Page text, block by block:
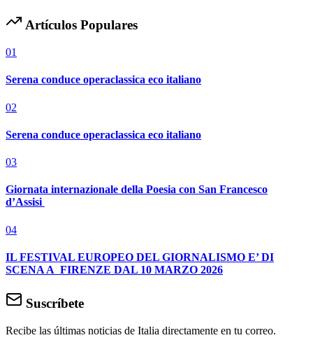
Artículos Populares
01
Serena conduce operaclassica eco italiano
02
Serena conduce operaclassica eco italiano
03
Giornata internazionale della Poesia con San Francesco
d’Assisi
04
IL FESTIVAL EUROPEO DEL GIORNALISMO E’ DI
SCENA A FIRENZE DAL 10 MARZO 2026
Suscríbete
Recibe las últimas noticias de Italia directamente en tu correo.